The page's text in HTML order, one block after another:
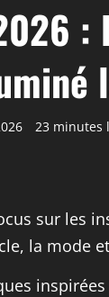
23 minutes
sur les
la mode